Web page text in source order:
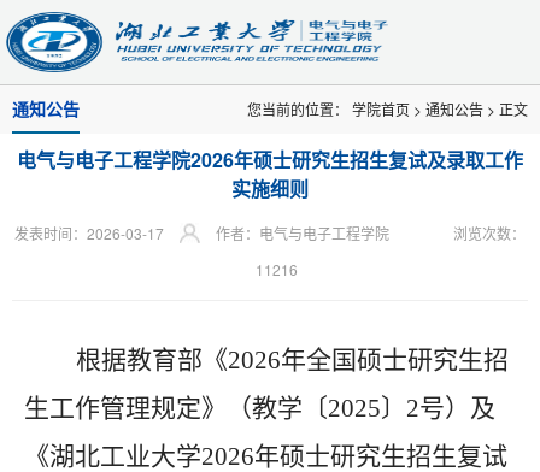
通知公告 您当前的位置： 学院首页 > 通知公告 > 正文
电气与电子工程学院2026年硕士研究生招生复试及录取工作
实施细则
发表时间：2026-03-17 作者：电气与电子工程学院
浏览次数：
11216
根据教育部《2026年全国硕士研究生招
生工作管理规定》（教学〔2025〕2号）及
《湖北工业大学2026年硕士研究生招生复试